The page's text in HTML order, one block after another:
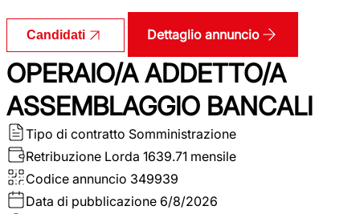
Candidati Dettaglio annuncio
OPERAIO/A ADDETTO/A
ASSEMBLAGGIO BANCALI
Tipo di contratto Somministrazione
Retribuzione Lorda 1639.71 mensile
Codice annuncio 349939
Data di pubblicazione 6/8/2026